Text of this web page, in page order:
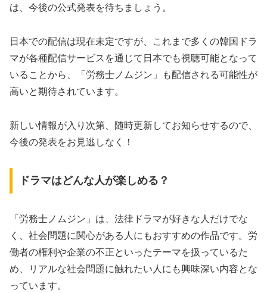
は、今後の公式発表を待ちましょう。
日本での配信は現在未定ですが、これまで多くの韓国ドラ
マが各種配信サービスを通じて日本でも視聴可能となって
いることから、「労務士ノムジン」も配信される可能性が
高いと期待されています。
新しい情報が入り次第、随時更新してお知らせするので、
今後の発表をお見逃しなく！
ドラマはどんな人が楽しめる？
「労務士ノムジン」は、法律ドラマが好きな人だけでな
く、社会問題に関心がある人にもおすすめの作品です。労
働者の権利や企業の不正といったテーマを扱っているた
め、リアルな社会問題に触れたい人にも興味深い内容とな
っています。